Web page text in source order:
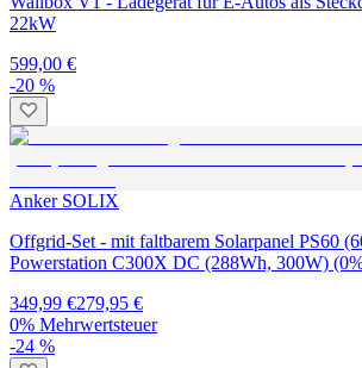
22kW
599,00 €
-20 %
Anker SOLIX
Offgrid-Set - mit faltbarem Solarpanel PS60
Powerstation C300X DC (288Wh, 300W)
349,99 €279,95 €
0% Mehrwertsteuer
-24 %